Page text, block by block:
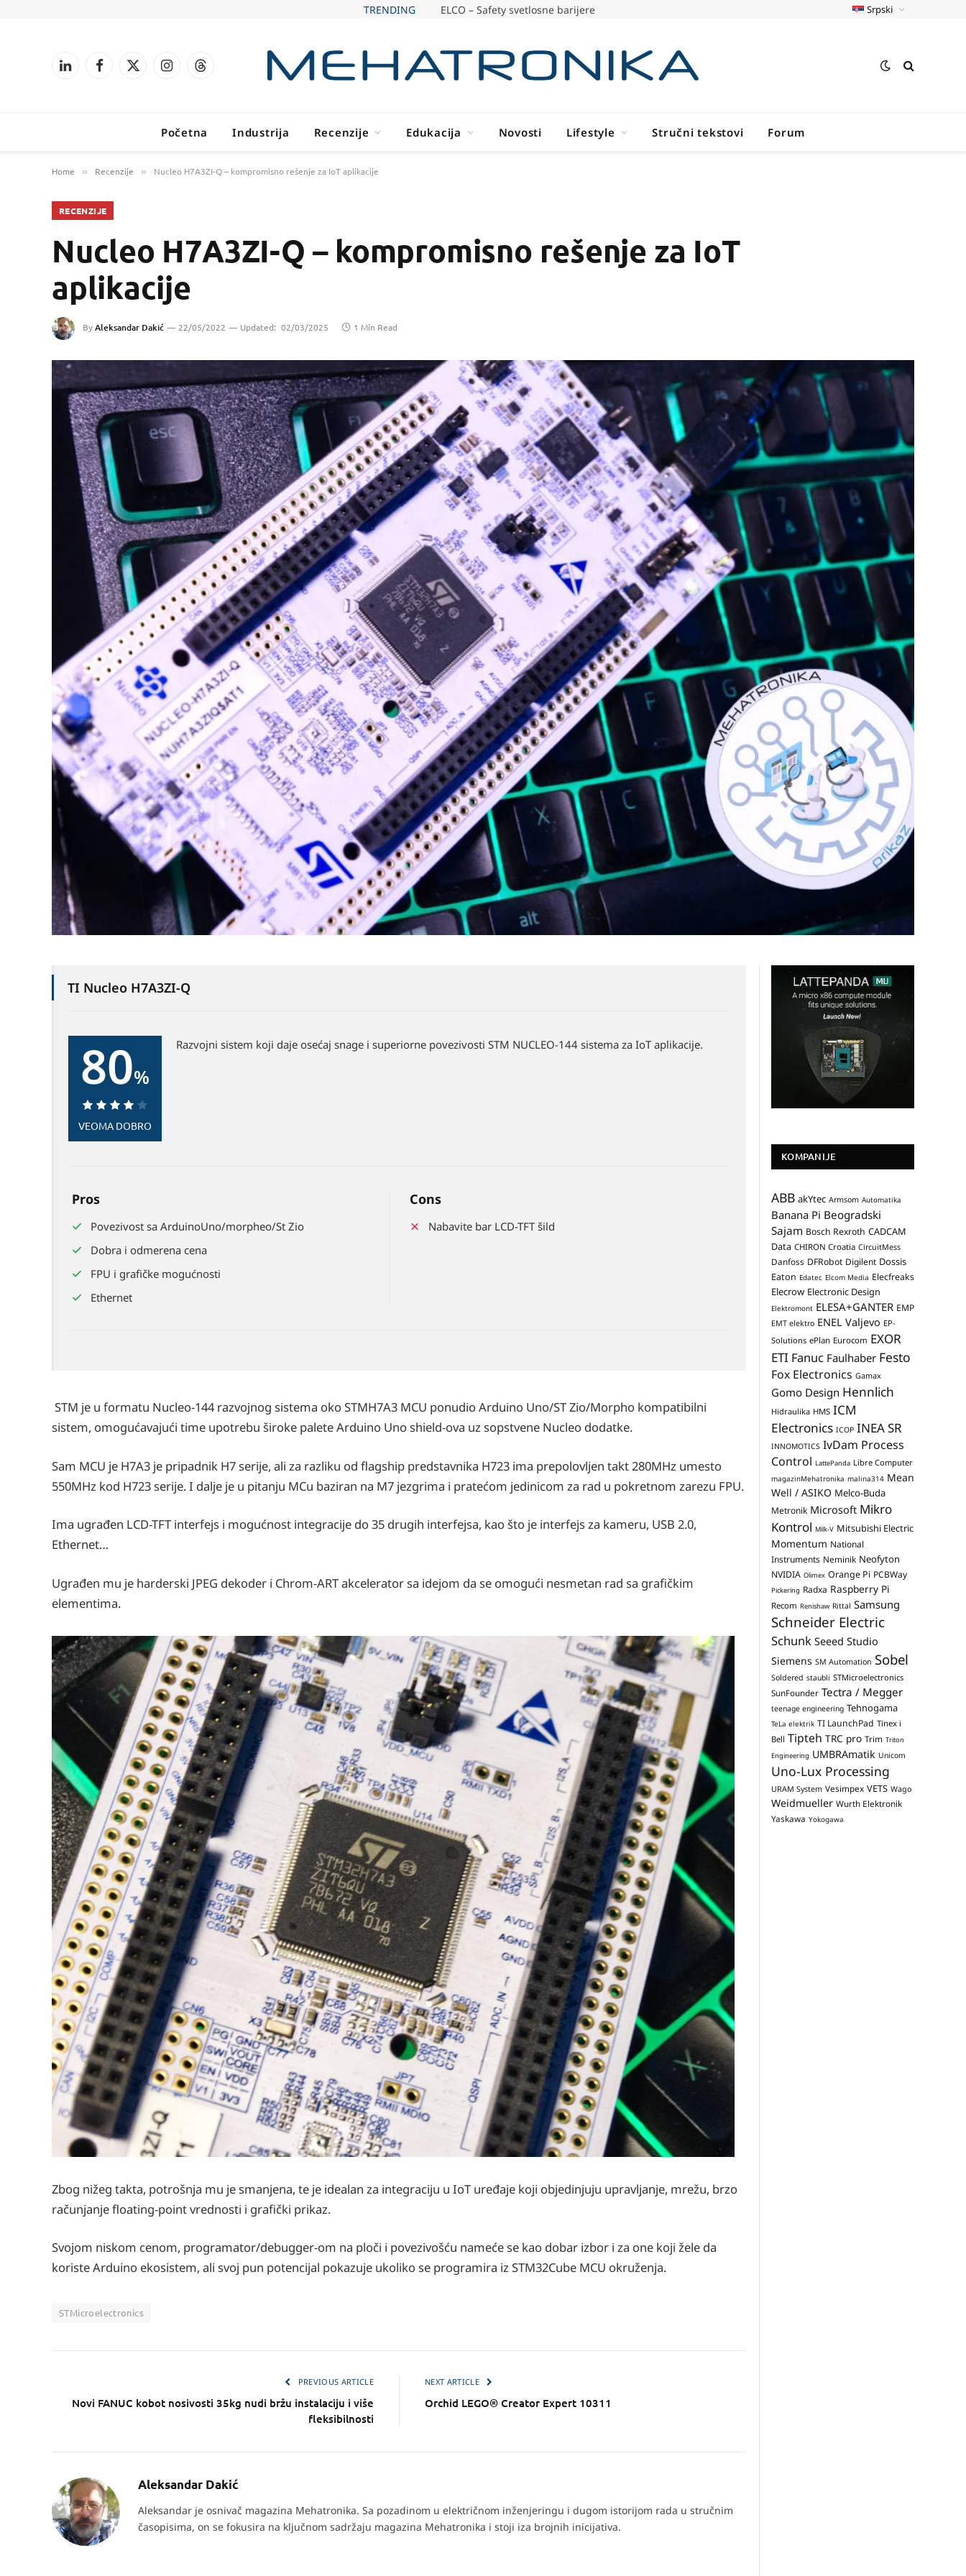
TRENDING ELCO – Safety svetlosne barijere Srpski
LinkedInFacebook
X
InstagramThreads
Početna Industrija Recenzije Edukacija Novosti Lifestyle Stručni tekstovi Forum
Home » Recenzije » Nucleo H7A3ZI-Q – kompromisno rešenje za IoT aplikacije
RECENZIJE
Nucleo H7A3ZI-Q – kompromisno rešenje za IoT
aplikacije
ByAleksandar Dakić 22/05/2022 Updated: 02/03/2025 1 Min Read
TI Nucleo H7A3ZI-Q
80%
80%
VEOMA DOBRO
Razvojni sistem koji daje osećaj snage i superiorne povezivosti STM NUCLEO-144 sistema za IoT aplikacije.
Pros
Povezivost sa ArduinoUno/morpheo/St Zio
Dobra i odmerena cena
FPU i grafičke mogućnosti
Ethernet
Cons
Nabavite bar LCD-TFT šild
STM je u formatu Nucleo-144 razvojnog sistema oko STMH7A3 MCU ponudio Arduino Uno/ST Zio/Morpho kompatibilni
sistem, omogućavajući time upotrebu široke palete Arduino Uno shield-ova uz sopstvene Nucleo dodatke.
Sam MCU je H7A3 je pripadnik H7 serije, ali za razliku od flagship predstavnika H723 ima prepolovljen takt 280MHz umesto
550MHz kod H723 serije. I dalje je u pitanju MCu baziran na M7 jezgrima i pratećom jedinicom za rad u pokretnom zarezu FPU.
Ima ugrađen LCD-TFT interfejs i mogućnost integracije do 35 drugih interfejsa, kao što je interfejs za kameru, USB 2.0,
Ethernet…
Ugrađen mu je harderski JPEG dekoder i Chrom-ART akcelerator sa idejom da se omogući nesmetan rad sa grafičkim
elementima.
Zbog nižeg takta, potrošnja mu je smanjena, te je idealan za integraciju u IoT uređaje koji objedinjuju upravljanje, mrežu, brzo
računjanje floating-point vrednosti i grafički prikaz.
Svojom niskom cenom, programator/debugger-om na ploči i povezivošću nameće se kao dobar izbor i za one koji žele da
koriste Arduino ekosistem, ali svoj pun potencijal pokazuje ukoliko se programira iz STM32Cube MCU okruženja.
STMicroelectronics
PREVIOUS ARTICLE
Novi FANUC kobot nosivosti 35kg nudi bržu instalaciju i više
fleksibilnosti
NEXT ARTICLE
Orchid LEGO® Creator Expert 10311
Aleksandar Dakić
Aleksandar je osnivač magazina Mehatronika. Sa pozadinom u električnom inženjeringu i dugom istorijom rada u stručnim
časopisima, on se fokusira na ključnom sadržaju magazina Mehatronika i stoji iza brojnih inicijativa.
KOMPANIJE
ABB akYtec Armsom Automatika
Banana Pi Beogradski
Sajam Bosch Rexroth CADCAM
Data CHIRON Croatia CircuitMess
Danfoss DFRobot Digilent Dossis
Eaton Edatec Elcom Media Elecfreaks
Elecrow Electronic Design
Elektromont ELESA+GANTER EMP
EMT elektro ENEL Valjevo EP-
Solutions ePlan Eurocom EXOR
ETI Fanuc Faulhaber Festo
Fox Electronics Gamax
Gomo Design Hennlich
Hidraulika HMS ICM
Electronics ICOP INEA SR
INNOMOTICS IvDam Process
Control LattePanda Libre Computer
magazinMehatronika malina314 Mean
Well / ASIKO Melco-Buda
Metronik Microsoft Mikro
Kontrol Milk-V Mitsubishi Electric
Momentum National
Instruments Neminik Neofyton
NVIDIA Olimex Orange Pi PCBWay
Pickering Radxa Raspberry Pi
Recom Renishaw Rittal Samsung
Schneider Electric
Schunk Seeed Studio
Siemens SM Automation Sobel
Soldered staubli STMicroelectronics
SunFounder Tectra / Megger
teenage engineering Tehnogama
TeLa elektrik TI LaunchPad Tinex i
Bell Tipteh TRC pro Trim Triton
Engineering UMBRAmatik Unicom
Uno-Lux Processing
URAM System Vesimpex VETS Wago
Weidmueller Wurth Elektronik
Yaskawa Yokogawa